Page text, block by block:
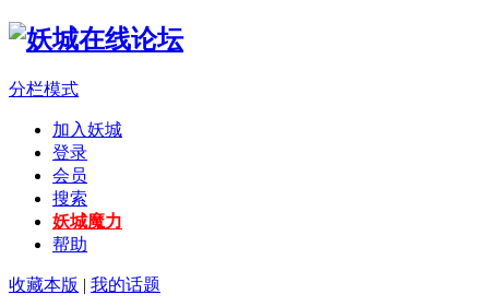
分栏模式
加入妖城
登录
会员
搜索
妖城魔力
帮助
收藏本版 | 我的话题